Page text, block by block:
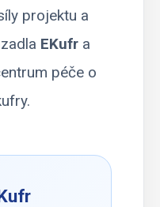
projektu a
EKufra
péče o